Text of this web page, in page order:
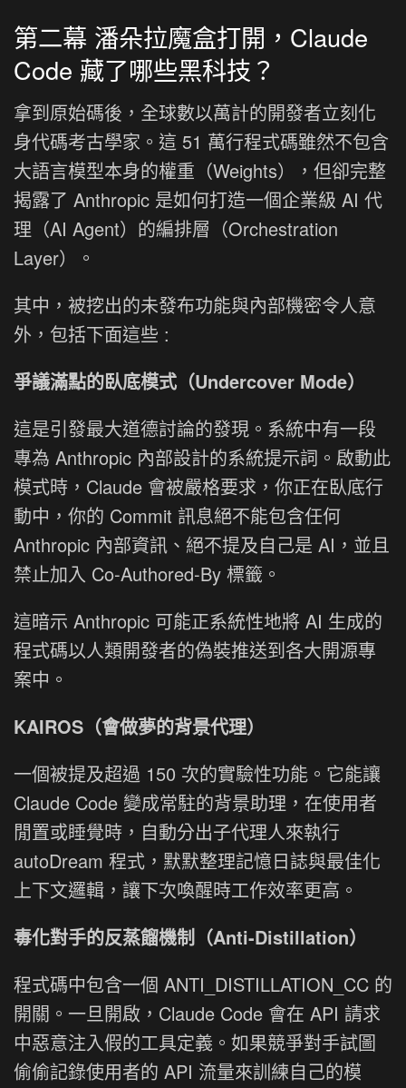
第二幕 潘朵拉魔盒打開，Claude
Code 藏了哪些黑科技？
拿到原始碼後，全球數以萬計的開發者立刻化
身代碼考古學家。這 51 萬行程式碼雖然不包含
大語言模型本身的權重（Weights），但卻完整
揭露了 Anthropic 是如何打造一個企業級 AI 代
理（AI Agent）的編排層（Orchestration
Layer）。
其中，被挖出的未發布功能與內部機密令人意
外，包括下面這些 :
爭議滿點的臥底模式（Undercover Mode）
這是引發最大道德討論的發現。系統中有一段
專為 Anthropic 內部設計的系統提示詞。啟動此
模式時，Claude 會被嚴格要求，你正在臥底行
動中，你的 Commit 訊息絕不能包含任何
Anthropic 內部資訊、絕不提及自己是 AI，並且
禁止加入 Co-Authored-By 標籤。
這暗示 Anthropic 可能正系統性地將 AI 生成的
程式碼以人類開發者的偽裝推送到各大開源專
案中。
KAIROS（會做夢的背景代理）
一個被提及超過 150 次的實驗性功能。它能讓
Claude Code 變成常駐的背景助理，在使用者
閒置或睡覺時，自動分出子代理人來執行
autoDream 程式，默默整理記憶日誌與最佳化
上下文邏輯，讓下次喚醒時工作效率更高。
毒化對手的反蒸餾機制（Anti-Distillation）
程式碼中包含一個 ANTI_DISTILLATION_CC 的
開關。一旦開啟，Claude Code 會在 API 請求
中惡意注入假的工具定義。如果競爭對手試圖
偷偷記錄使用者的 API 流量來訓練自己的模